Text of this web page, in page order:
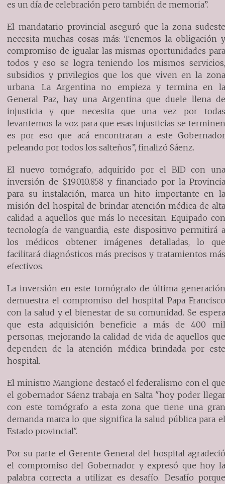
es un día de celebración pero también de memoria”.
El mandatario provincial aseguró que la zona sudeste
necesita muchas cosas más: Tenemos la obligación y
compromiso de igualar las mismas oportunidades para
todos y eso se logra teniendo los mismos servicios,
subsidios y privilegios que los que viven en la zona
urbana. La Argentina no empieza y termina en la
General Paz, hay una Argentina que duele llena de
injusticia y que necesita que una vez por todas
levantemos la voz para que esas injusticias se terminen
es por eso que acá encontraran a este Gobernador
peleando por todos los salteños”, finalizó Sáenz.
El nuevo tomógrafo, adquirido por el BID con una
inversión de $19.010.858 y financiado por la Provincia
para su instalación, marca un hito importante en la
misión del hospital de brindar atención médica de alta
calidad a aquellos que más lo necesitan. Equipado con
tecnología de vanguardia, este dispositivo permitirá a
los médicos obtener imágenes detalladas, lo que
facilitará diagnósticos más precisos y tratamientos más
efectivos.
La inversión en este tomógrafo de última generación
demuestra el compromiso del hospital Papa Francisco
con la salud y el bienestar de su comunidad. Se espera
que esta adquisición beneficie a más de 400 mil
personas, mejorando la calidad de vida de aquellos que
dependen de la atención médica brindada por este
hospital.
El ministro Mangione destacó el federalismo con el que
el gobernador Sáenz trabaja en Salta "hoy poder llegar
con este tomógrafo a esta zona que tiene una gran
demanda marca lo que significa la salud pública para el
Estado provincial".
Por su parte el Gerente General del hospital agradeció
el compromiso del Gobernador y expresó que hoy la
palabra correcta a utilizar es desafío. Desafío porque